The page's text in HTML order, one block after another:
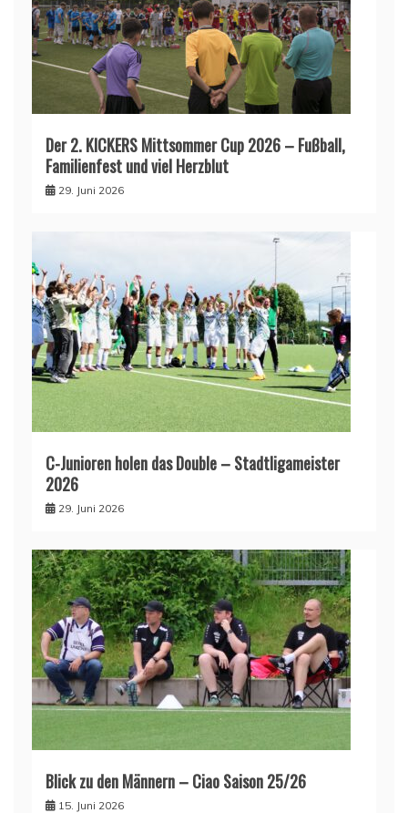
Der 2. KICKERS Mittsommer Cup 2026 – Fußball,
Familienfest und viel Herzblut
29. Juni 2026
C-Junioren holen das Double – Stadtligameister
2026
29. Juni 2026
Blick zu den Männern – Ciao Saison 25/26
15. Juni 2026